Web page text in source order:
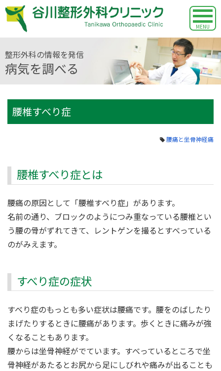
MENU
整形外科の情報を発信
病気を調べる
腰椎すべり症
腰痛と坐骨神経痛
腰椎すべり症とは
腰痛の原因として「腰椎すべり症」があります。
名前の通り、ブロックのようにつみ重なっている腰椎とい
う腰の骨がずれてきて、レントゲンを撮るとすべっている
のがみえます。
すべり症の症状
すべり症のもっとも多い症状は腰痛です。腰をのばしたり
まげたりするときに腰痛があります。歩くときに痛みが強
くなることもあります。
腰からは坐骨神経がでています。すべっているところで坐
骨神経があたるとお尻から足にしびれや痛みが出ることも